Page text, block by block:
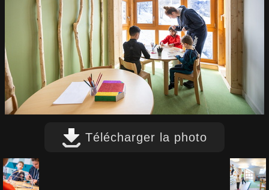
Télécharger la photo